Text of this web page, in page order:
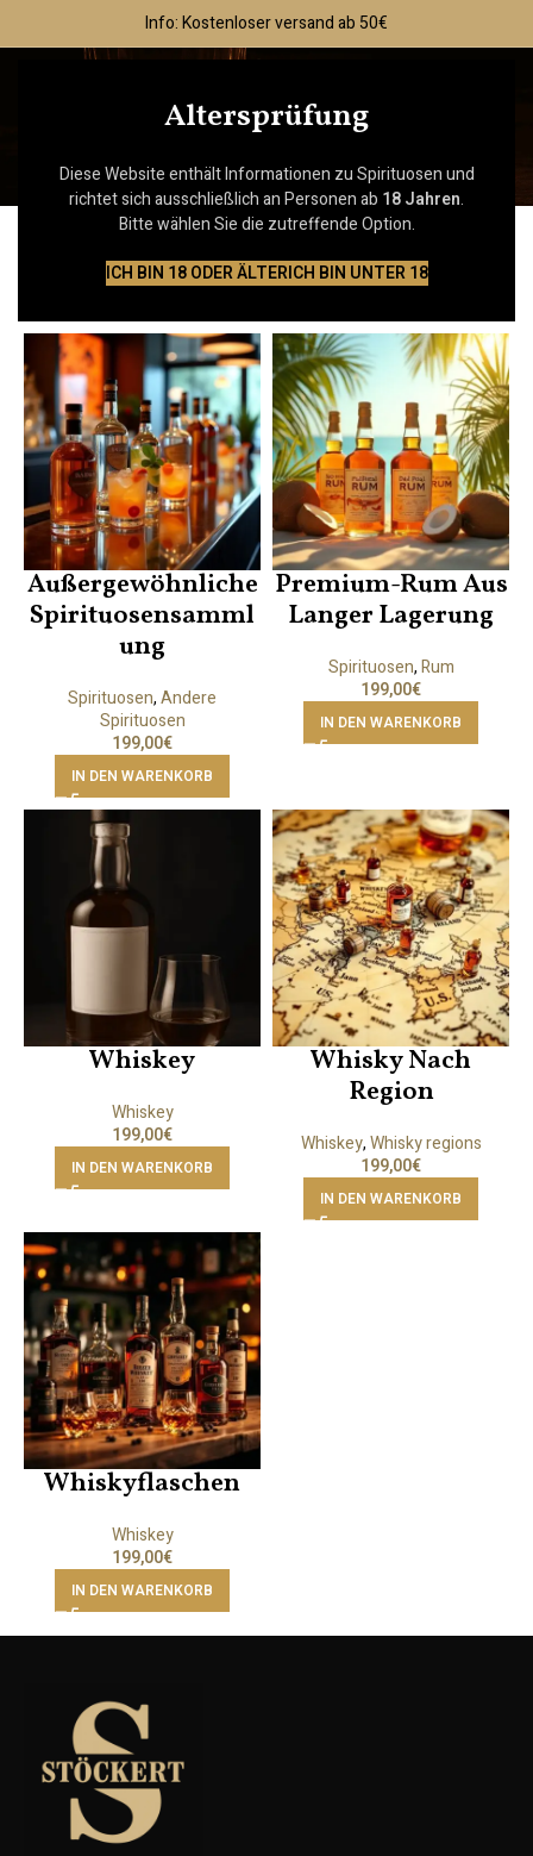
Altersprüfung
Diese Website enthält Informationen zu Spirituosen und
richtet sich ausschließlich an Personen ab 18 Jahren.
Bitte wählen Sie die zutreffende Option.
ICH BIN 18 ODER ÄLTERICH BIN UNTER 18
Info: Kostenloser versand ab 50€
Spirituosen
Kategorien
Außergewöhnliche
Spirituosensamml
Ung
Spirituosen,Andere
Spirituosen
199,00€
IN DEN WARENKORB
Premium-Rum Aus
Langer Lagerung
Spirituosen,Rum
199,00€
IN DEN WARENKORB
Whiskey
Whiskey
199,00€
IN DEN WARENKORB
Whisky Nach
Region
Whiskey,Whisky regions
199,00€
IN DEN WARENKORB
Whiskyflaschen
Whiskey
199,00€
IN DEN WARENKORB